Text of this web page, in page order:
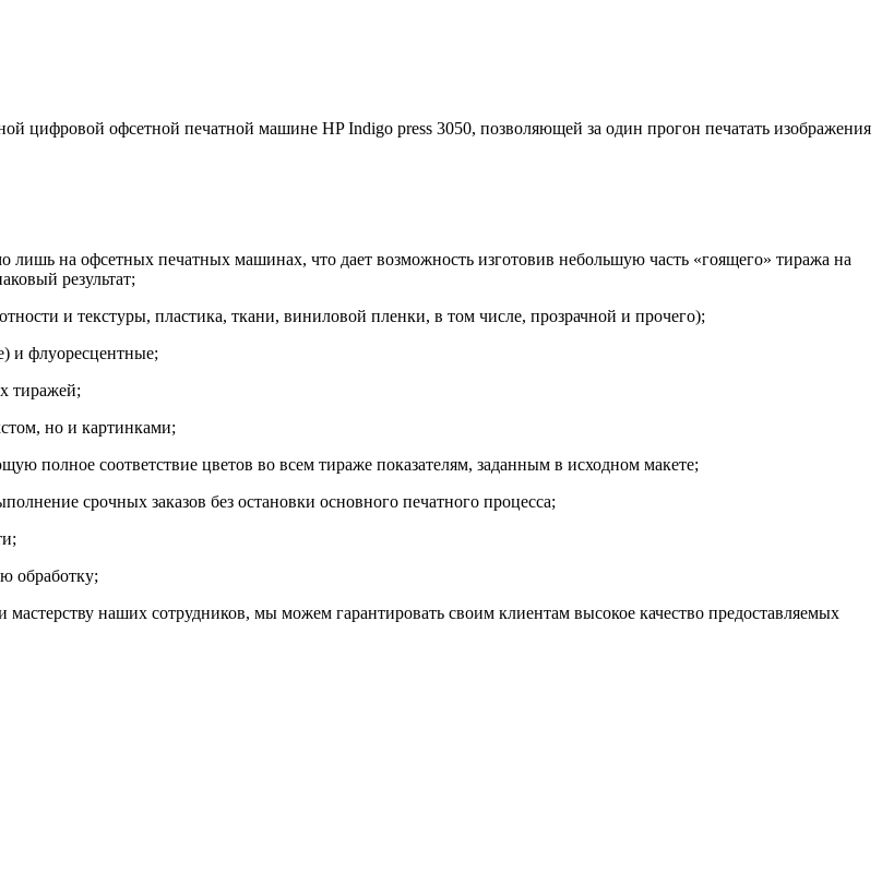
цифровой офсетной печатной машине HP Indigo press 3050, позволяющей за один прогон печатать изображения
лишь на офсетных печатных машинах, что дает возможность изготовив небольшую часть «гоящего» тиража на
результат;
и текстуры, пластика, ткани, виниловой пленки, в том числе, прозрачной и прочего);
и флуоресцентные;
тиражей;
но и картинками;
полное соответствие цветов во всем тираже показателям, заданным в исходном макете;
срочных заказов без остановки основного печатного процесса;
обработку;
наших сотрудников, мы можем гарантировать своим клиентам высокое качество предоставляемых